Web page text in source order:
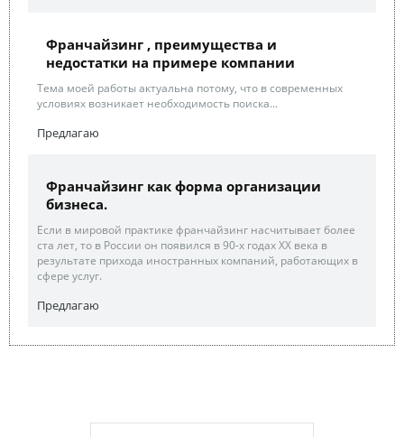
Франчайзинг , преимущества и
недостатки на примере компании
Тема моей работы актуальна потому, что в современных
условиях возникает необходимость поиска...
Предлагаю
Франчайзинг как форма организации
бизнеса.
Если в мировой практике франчайзинг насчитывает более
ста лет, то в России он появился в 90-х годах XX века в
результате прихода иностранных компаний, работающих в
сфере услуг.
Предлагаю